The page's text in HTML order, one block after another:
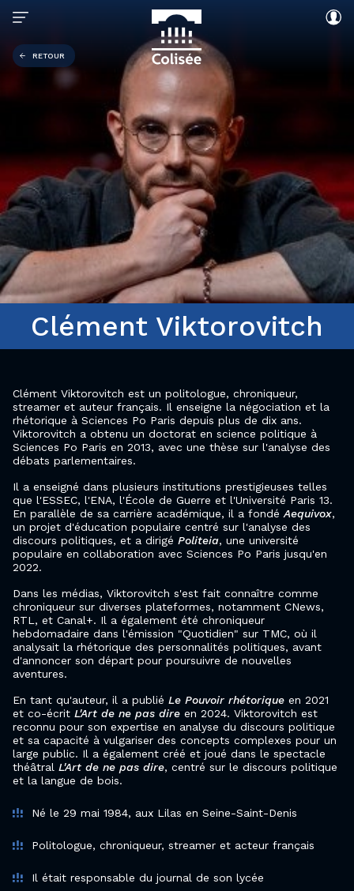
RETOUR
Clément Viktorovitch
Clément Viktorovitch est un politologue, chroniqueur,
streamer et auteur français. Il enseigne la négociation et la
rhétorique à Sciences Po Paris depuis plus de dix ans.
Viktorovitch a obtenu un doctorat en science politique à
Sciences Po Paris en 2013, avec une thèse sur l'analyse des
débats parlementaires.
Il a enseigné dans plusieurs institutions prestigieuses telles
que l'ESSEC, l'ENA, l'École de Guerre et l'Université Paris 13.
En parallèle de sa carrière académique, il a fondé Aequivox,
un projet d'éducation populaire centré sur l'analyse des
discours politiques, et a dirigé Politeia, une université
populaire en collaboration avec Sciences Po Paris jusqu'en
2022.
Dans les médias, Viktorovitch s'est fait connaître comme
chroniqueur sur diverses plateformes, notamment CNews,
RTL, et Canal+. Il a également été chroniqueur
hebdomadaire dans l'émission "Quotidien" sur TMC, où il
analysait la rhétorique des personnalités politiques, avant
d'annoncer son départ pour poursuivre de nouvelles
aventures.
En tant qu'auteur, il a publié Le Pouvoir rhétorique en 2021
et co-écrit L'Art de ne pas dire en 2024. Viktorovitch est
reconnu pour son expertise en analyse du discours politique
et sa capacité à vulgariser des concepts complexes pour un
large public. Il a également créé et joué dans le spectacle
théâtral L'Art de ne pas dire, centré sur le discours politique
et la langue de bois.
Né le 29 mai 1984, aux Lilas en Seine-Saint-Denis
Politologue, chroniqueur, streamer et acteur français
Il était responsable du journal de son lycée